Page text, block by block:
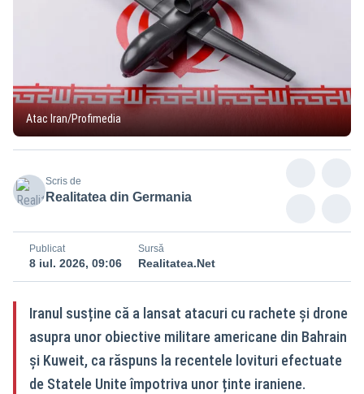
Atac Iran/Profimedia
Scris de
Realitatea din Germania
Publicat
8 iul. 2026, 09:06
Sursă
Realitatea.Net
Iranul susține că a lansat atacuri cu rachete și drone
asupra unor obiective militare americane din Bahrain
și Kuweit, ca răspuns la recentele lovituri efectuate
de Statele Unite împotriva unor ținte iraniene.